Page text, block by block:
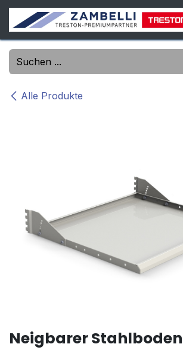
Zum Inhalt springen
Alle Produkte
Neigbarer Stahlboden